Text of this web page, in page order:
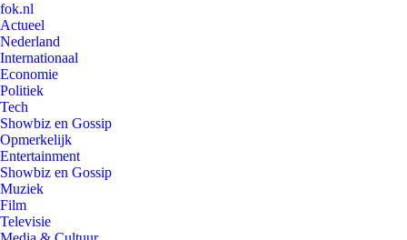
fok.nl
Actueel
Nederland
Internationaal
Economie
Politiek
Tech
Showbiz en Gossip
Opmerkelijk
Entertainment
Showbiz en Gossip
Muziek
Film
Televisie